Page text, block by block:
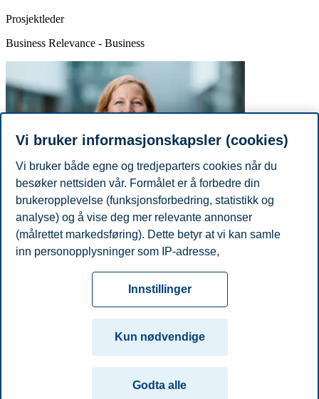
Prosjektleder
Business Relevance - Business
Telefon +4746410217
E-post hilde.sparen@bi.no
Tilgjengelighetserklæring
Kontakt oss
TrondheimStavanger
© 2026 Handelshøyskolen BI
Vi bruker informasjonskapsler (cookies)
Vi bruker både egne og tredjeparters cookies når du
besøker nettsiden vår. Formålet er å forbedre din
brukeropplevelse (funksjonsforbedring, statistikk og
analyse) og å vise deg mer relevante annonser
(målrettet markedsføring). Dette betyr at vi kan samle
inn personopplysninger som IP-adresse,
cookies som er nødvendige for at nettsiden skal
fungere, kan du enten godta alle eller tilpasse ditt
samtykke ved å endre innstillinger.
Les mer om våre informasjonskapsler, hvilke
opplysninger vi samler inn og formålene i innstillinger
for informasjonskapsler. Du kan når som helst endre
Innstillinger
Kun nødvendige
Godta alle